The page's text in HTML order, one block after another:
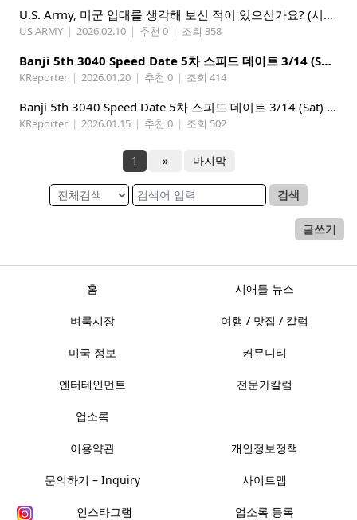
U.S. Army, 미군 입대를 생각해 보신 적이 있으신가요? (시애틀 미군 입대)
US ARMY | 2026.02.10 | 추천 0 | 조회 358
Banji 5th 3040 Speed Date 5차 스피드 데이트 3/14 (Sat) 5-8PM
KReporter | 2026.01.20 | 추천 0 | 조회 414
Banji 5th 3040 Speed Date 5차 스피드 데이트 3/14 (Sat) 5-8PM
KReporter | 2026.01.15 | 추천 0 | 조회 502
1 » 마지막
검색
글쓰기
홈 시애틀 뉴스
벼룩시장 여행 / 맛집 / 칼럼
미국 정보 커뮤니티
엔터테인먼트 전문가칼럼
업소록
이용약관 개인정보정책
문의하기 – Inquiry 사이트맵
인스타그램 업소록 등록